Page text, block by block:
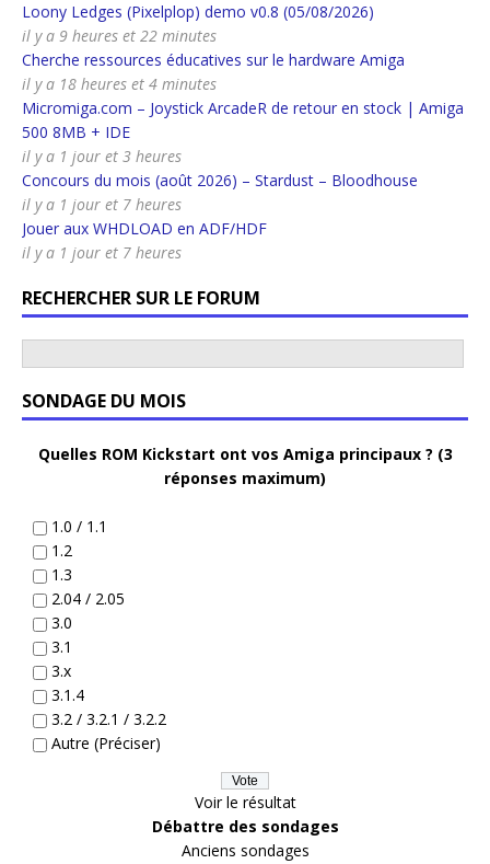
Loony Ledges (Pixelplop) demo v0.8 (05/08/2026)
il y a 9 heures et 22 minutes
Cherche ressources éducatives sur le hardware Amiga
il y a 18 heures et 4 minutes
Micromiga.com – Joystick ArcadeR de retour en stock | Amiga
500 8MB + IDE
il y a 1 jour et 3 heures
Concours du mois (août 2026) – Stardust – Bloodhouse
il y a 1 jour et 7 heures
Jouer aux WHDLOAD en ADF/HDF
il y a 1 jour et 7 heures
RECHERCHER SUR LE FORUM
SONDAGE DU MOIS
Quelles ROM Kickstart ont vos Amiga principaux ? (3
réponses maximum)
1.0 / 1.1
1.2
1.3
2.04 / 2.05
3.0
3.1
3.x
3.1.4
3.2 / 3.2.1 / 3.2.2
Autre (Préciser)
Voir le résultat
Débattre des sondages
Anciens sondages